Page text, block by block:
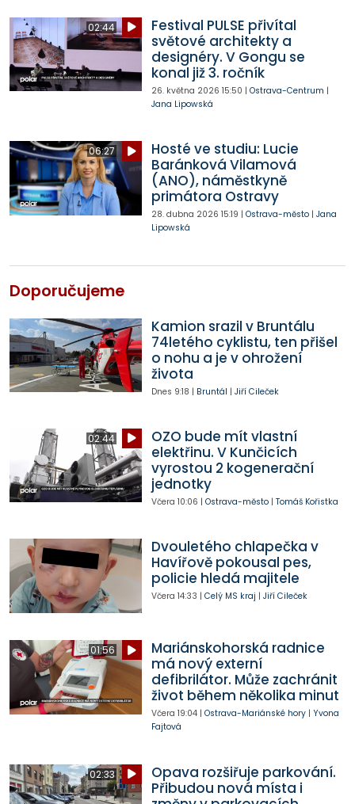
02:44
Festival PULSE přivítal
světové architekty a
designéry. V Gongu se
konal již 3. ročník
26. května 2026 15:50 | Ostrava-Centrum |
Jana Lipowská
06:27
Hosté ve studiu: Lucie
Baránková Vilamová
(ANO), náměstkyně
primátora Ostravy
28. dubna 2026 15:19 | Ostrava-město| Jana
Lipowská
Doporučujeme
Kamion srazil v Bruntálu
74letého cyklistu, ten přišel
o nohu a je v ohrožení
života
Dnes 9:18 | Bruntál | Jiří Cileček
02:44
OZO bude mít vlastní
elektřinu. V Kunčicích
vyrostou 2 kogenerační
jednotky
Včera 10:06 | Ostrava-město| Tomáš Kořistka
Dvouletého chlapečka v
Havířově pokousal pes,
policie hledá majitele
Včera 14:33 | Celý MS kraj | Jiří Cileček
01:56
Mariánskohorská radnice
má nový externí
defibrilátor. Může zachránit
život během několika minut
Včera 19:04| Ostrava-Mariánské hory| Yvona
Fajtová
02:33
Opava rozšiřuje parkování.
Přibudou nová místa i